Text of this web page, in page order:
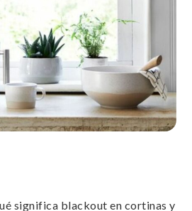
significa blackout en cortinas y